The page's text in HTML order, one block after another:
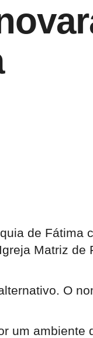
de Fátima
Matriz de
um